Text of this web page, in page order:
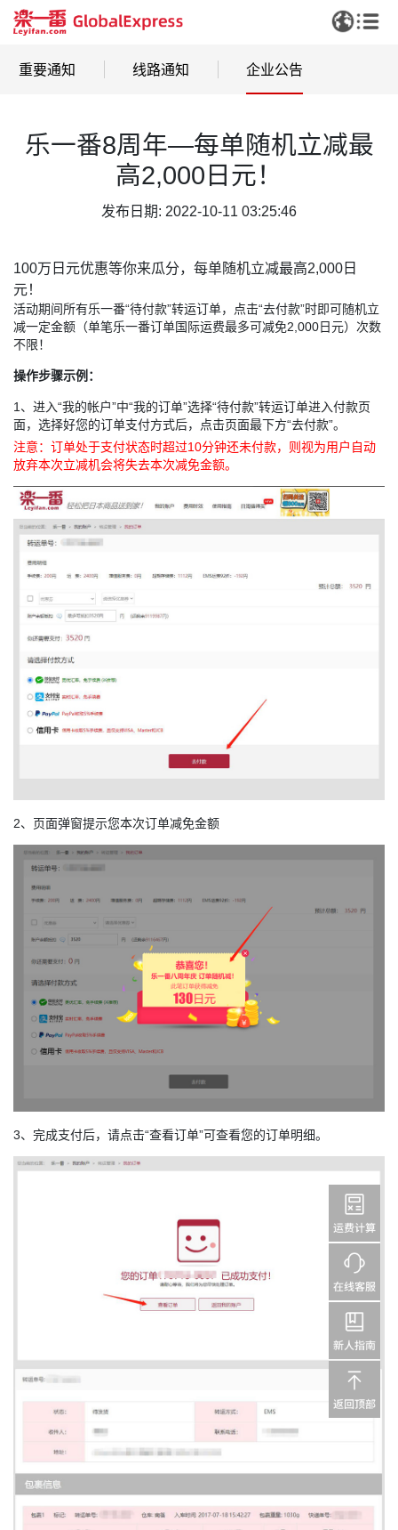
重要通知 线路通知 企业公告
乐一番8周年—每单随机立减最
高2,000日元！
发布日期: 2022-10-11 03:25:46
100万日元优惠等你来瓜分，每单随机立减最高2,000日
元！
活动期间所有乐一番“待付款”转运订单，点击“去付款”时即可随机立
减一定金额（单笔乐一番订单国际运费最多可减免2,000日元）次数
不限！
操作步骤示例：
1、进入“我的帐户”中“我的订单”选择“待付款”转运订单进入付款页
面，选择好您的订单支付方式后，点击页面最下方“去付款”。
注意：订单处于支付状态时超过10分钟还未付款，则视为用户自动
放弃本次立减机会将失去本次减免金额。
2、页面弹窗提示您本次订单减免金额
3、完成支付后，请点击“查看订单”可查看您的订单明细。